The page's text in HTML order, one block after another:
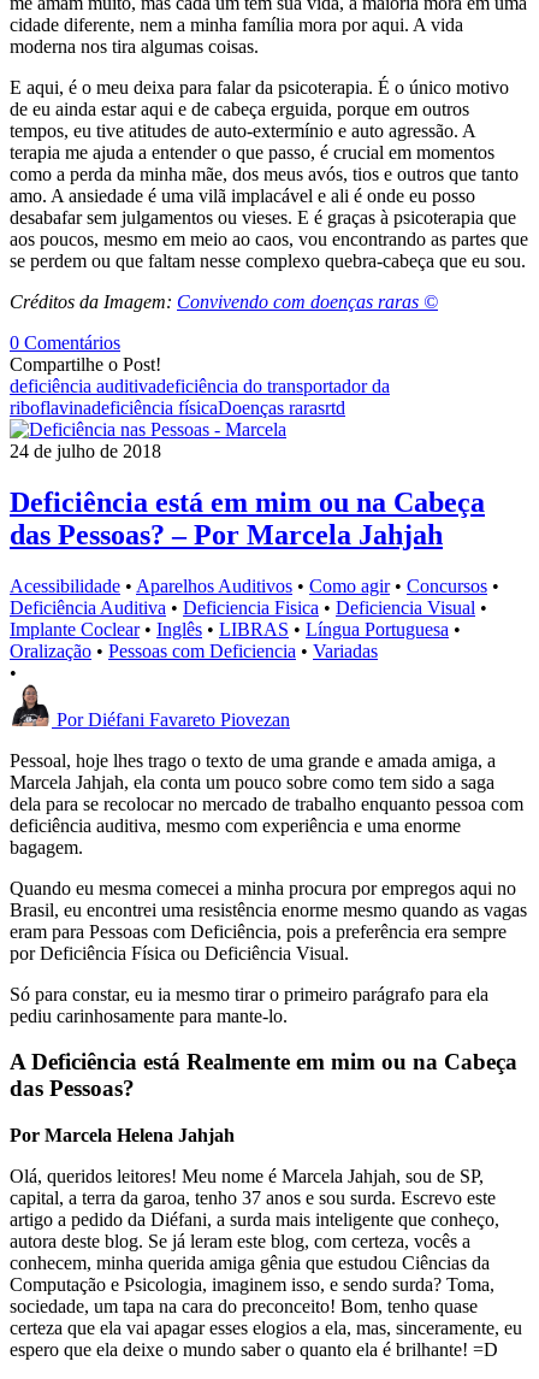
cidade diferente, nem a minha família mora por aqui. A vida
moderna nos tira algumas coisas.
E aqui, é o meu deixa para falar da psicoterapia. É o único motivo
de eu ainda estar aqui e de cabeça erguida, porque em outros
tempos, eu tive atitudes de auto-extermínio e auto agressão. A
terapia me ajuda a entender o que passo, é crucial em momentos
como a perda da minha mãe, dos meus avós, tios e outros que tanto
amo. A ansiedade é uma vilã implacável e ali é onde eu posso
desabafar sem julgamentos ou vieses. E é graças à psicoterapia que
aos poucos, mesmo em meio ao caos, vou encontrando as partes que
se perdem ou que faltam nesse complexo quebra-cabeça que eu sou.
Créditos da Imagem: Convivendo com doenças raras ©
0 Comentários
Compartilhe o Post!
deficiência auditivadeficiência do transportador da
riboflavinadeficiência físicaDoenças rarasrtd
24 de julho de 2018
Deficiência está em mim ou na Cabeça
das Pessoas? – Por Marcela Jahjah
Acessibilidade • Aparelhos Auditivos • Como agir • Concursos •
Deficiência Auditiva • Deficiencia Fisica • Deficiencia Visual •
Implante Coclear • Inglês • LIBRAS • Língua Portuguesa •
Oralização • Pessoas com Deficiencia • Variadas
•
Por Diéfani Favareto Piovezan
Pessoal, hoje lhes trago o texto de uma grande e amada amiga, a
Marcela Jahjah, ela conta um pouco sobre como tem sido a saga
dela para se recolocar no mercado de trabalho enquanto pessoa com
deficiência auditiva, mesmo com experiência e uma enorme
bagagem.
Quando eu mesma comecei a minha procura por empregos aqui no
Brasil, eu encontrei uma resistência enorme mesmo quando as vagas
eram para Pessoas com Deficiência, pois a preferência era sempre
por Deficiência Física ou Deficiência Visual.
Só para constar, eu ia mesmo tirar o primeiro parágrafo para ela
pediu carinhosamente para mante-lo.
A Deficiência está Realmente em mim ou na Cabeça
das Pessoas?
Por Marcela Helena Jahjah
Olá, queridos leitores! Meu nome é Marcela Jahjah, sou de SP,
capital, a terra da garoa, tenho 37 anos e sou surda. Escrevo este
artigo a pedido da Diéfani, a surda mais inteligente que conheço,
autora deste blog. Se já leram este blog, com certeza, vocês a
conhecem, minha querida amiga gênia que estudou Ciências da
Computação e Psicologia, imaginem isso, e sendo surda? Toma,
sociedade, um tapa na cara do preconceito! Bom, tenho quase
certeza que ela vai apagar esses elogios a ela, mas, sinceramente, eu
espero que ela deixe o mundo saber o quanto ela é brilhante! =D